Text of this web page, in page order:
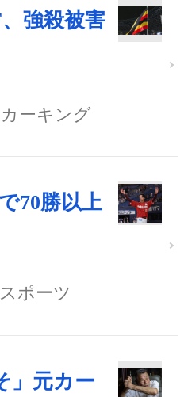
強殺被害
ーキング
70勝以上
ポーツ
」元カー